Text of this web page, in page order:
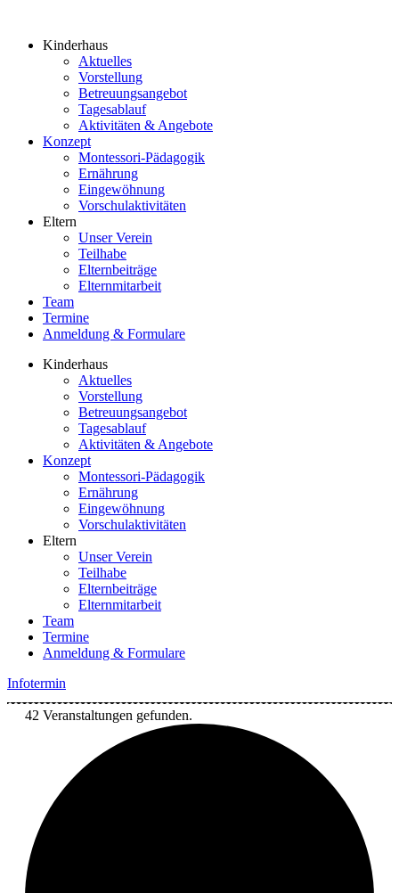
Kinderhaus
Aktuelles
Vorstellung
Betreuungsangebot
Tagesablauf
Aktivitäten & Angebote
Konzept
Montessori-Pädagogik
Ernährung
Eingewöhnung
Vorschulaktivitäten
Eltern
Unser Verein
Teilhabe
Elternbeiträge
Elternmitarbeit
Team
Termine
Anmeldung & Formulare
Kinderhaus
Aktuelles
Vorstellung
Betreuungsangebot
Tagesablauf
Aktivitäten & Angebote
Konzept
Montessori-Pädagogik
Ernährung
Eingewöhnung
Vorschulaktivitäten
Eltern
Unser Verein
Teilhabe
Elternbeiträge
Elternmitarbeit
Team
Termine
Anmeldung & Formulare
Infotermin
42 Veranstaltungen gefunden.